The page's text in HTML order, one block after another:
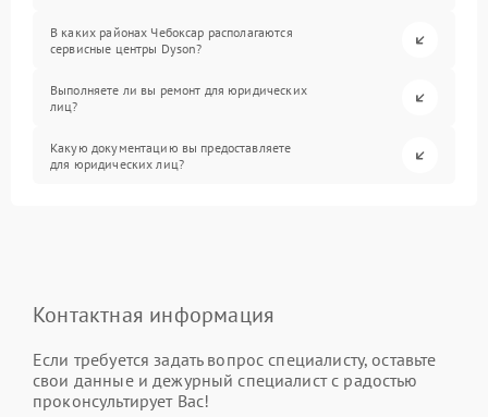
В каких районах Чебоксар располагаются
сервисные центры Dyson?
Выполняете ли вы ремонт для юридических
лиц?
Какую документацию вы предоставляете
для юридических лиц?
Контактная информация
Если требуется задать вопрос специалисту, оставьте
свои данные и дежурный специалист с радостью
проконсультирует Вас!